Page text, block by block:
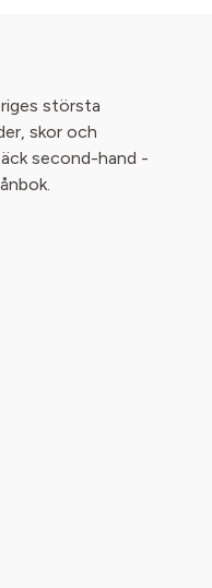
största
skor och
second-hand -